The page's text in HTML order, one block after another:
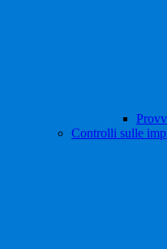
Controlli sulle